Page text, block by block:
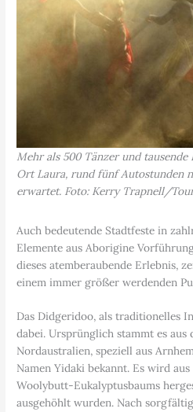
Mehr als 500 Tänzer und
Ort Laura, rund fünf Autostunden
erwartet. Foto: Kerry Trapnell/
Auch bedeutende Stadtfeste in
Elemente aus Aborigine
dieses atemberaubende Erlebnis,
einem immer größer werdenden
Das Didgeridoo, als traditionelles
dabei. Ursprünglich stammt es aus
Nordaustralien, speziell aus
Namen Yidaki bekannt. Es wird
Woolybutt-Eukalyptusbaums
ausgehöhlt wurden. Nach